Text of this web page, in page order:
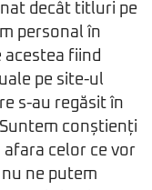
decât titluri pe
personal în
acestea fiind
pe site-ul
s-au regăsit în
conștienți
afara celor ce vor
ne putem